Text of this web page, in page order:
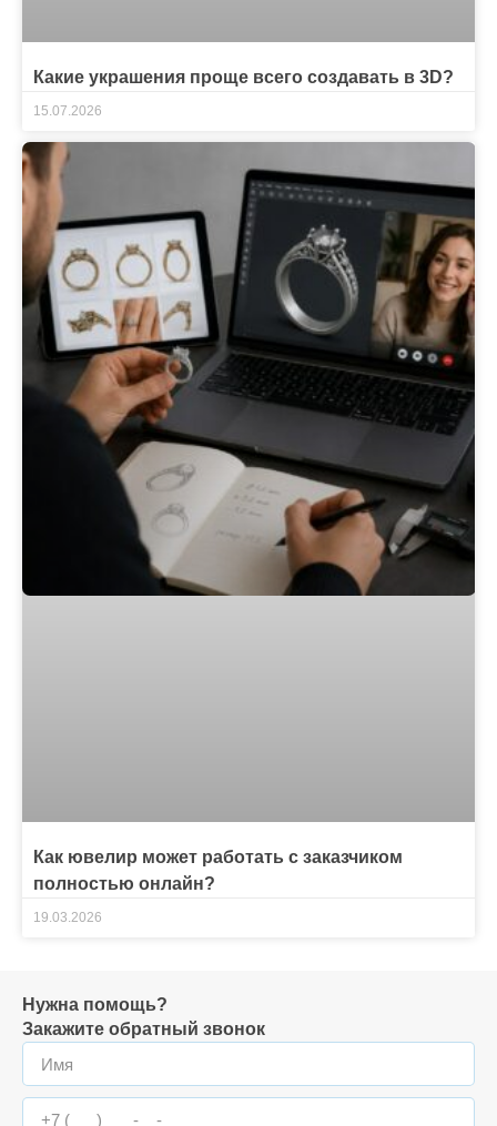
Какие украшения проще всего создавать в 3D?
15.07.2026
Как ювелир может работать с заказчиком
полностью онлайн?
19.03.2026
Нужна помощь?
Закажите обратный звонок